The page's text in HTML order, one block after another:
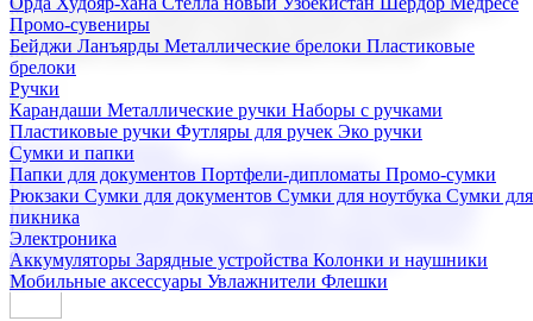
Промо-сувениры
Бейджи Ланъярды Металлические брелоки Пластиковые
брелоки
Ручки
Карандаши Металлические ручки Наборы с ручками
Пластиковые ручки Футляры для ручек Эко ручки
Сумки и папки
Папки для документов Портфели-дипломаты Промо-сумки
Рюкзаки Сумки для документов Сумки для ноутбука Сумки для
пикника
Электроника
Аккумуляторы Зарядные устройства Колонки и наушники
Мобильные аксессуары Увлажнители Флешки
Мы предлагаем широкий выбор корпоративных подарков и
сувениров с логотипом. В нашем каталоге вы найдете
продукцию для бизнеса, мероприятия и клиентов.
Подарочные наборы
Бизнес наборыКофейные наборы Кошельки
Наборы из кожиНаборы ручекНаборы с аккумуляторами
Наборы с бутылками для воды
Наборы с ежедневниками
Наборы с кружками
флешкамиНовогодние наборыЧайные наборы